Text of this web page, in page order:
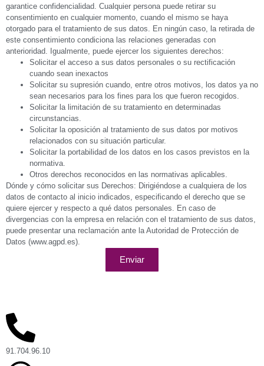
garantice confidencialidad. Cualquier persona puede retirar su
consentimiento en cualquier momento, cuando el mismo se haya
otorgado para el tratamiento de sus datos. En ningún caso, la retirada de
este consentimiento condiciona las relaciones generadas con
anterioridad. Igualmente, puede ejercer los siguientes derechos:
Solicitar el acceso a sus datos personales o su rectificación
cuando sean inexactos
Solicitar su supresión cuando, entre otros motivos, los datos ya no
sean necesarios para los fines para los que fueron recogidos.
Solicitar la limitación de su tratamiento en determinadas
circunstancias.
Solicitar la oposición al tratamiento de sus datos por motivos
relacionados con su situación particular.
Solicitar la portabilidad de los datos en los casos previstos en la
normativa.
Otros derechos reconocidos en las normativas aplicables.
Dónde y cómo solicitar sus Derechos: Dirigiéndose a cualquiera de los
datos de contacto al inicio indicados, especificando el derecho que se
quiere ejercer y respecto a qué datos personales. En caso de
divergencias con la empresa en relación con el tratamiento de sus datos,
puede presentar una reclamación ante la Autoridad de Protección de
Datos (www.agpd.es).
Enviar
91.704.96.10